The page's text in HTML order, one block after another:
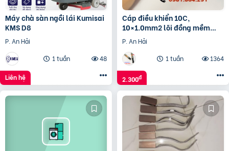
Máy chà sàn ngồi lái Kumisai
KMS D8
P. An Hải
1 tuần
48
Liên hệ
Cáp điều khiển 10C,
10×1.0mm2 lõi đồng mềm
chính hãng giá tốt
P. An Hải
1 tuần
1364
2.300đ